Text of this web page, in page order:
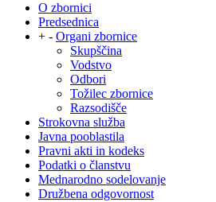
O zbornici
Predsednica
+ - Organi zbornice
Skupščina
Vodstvo
Odbori
Tožilec zbornice
Razsodišče
Strokovna služba
Javna pooblastila
Pravni akti in kodeks
Podatki o članstvu
Mednarodno sodelovanje
Družbena odgovornost